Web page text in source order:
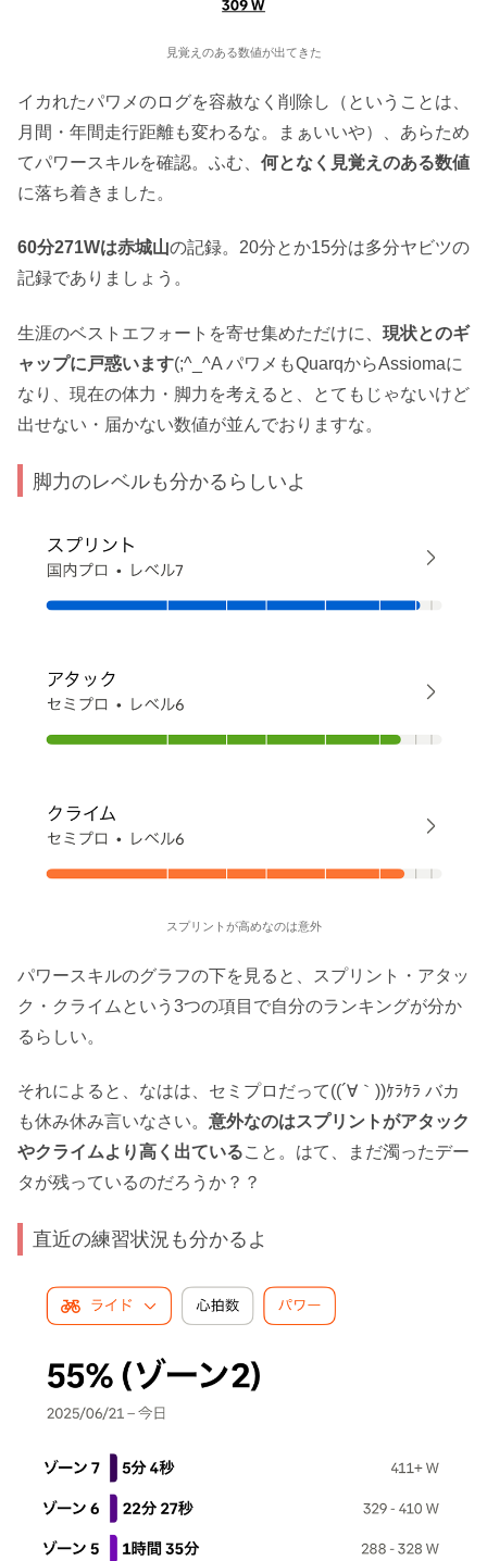
見覚えのある数値が出てきた
イカれたパワメのログを容赦なく削除し（ということは、
月間・年間走行距離も変わるな。まぁいいや）、あらため
てパワースキルを確認。ふむ、 何となく見覚えのある数値
に落ち着きました。
60分271Wは赤城山の記録。20分とか15分は多分ヤビツの
記録でありましょう。
生涯のベストエフォートを寄せ集めただけに、 現状とのギ
ャップに戸惑います(;^_^A パワメもQuarqからAssiomaに
なり、現在の体力・脚力を考えると、とてもじゃないけど
出せない・届かない数値が並んでおりますな。
脚力のレベルも分かるらしいよ
スプリントが高めなのは意外
パワースキルのグラフの下を見ると、スプリント・アタッ
ク・クライムという3つの項目で自分のランキングが分か
るらしい。
それによると、なはは、セミプロだって((´∀｀))ｹﾗｹﾗ バカ
も休み休み言いなさい。 意外なのはスプリントがアタック
やクライムより高く出ていること。はて、まだ濁ったデー
タが残っているのだろうか？？
直近の練習状況も分かるよ